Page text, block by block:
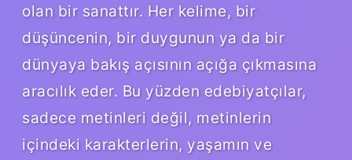
olan bir sanattır. Her kelime, bir
düşüncenin, bir duygunun ya da bir
dünyaya bakış açısının açığa çıkmasına
aracılık eder. Bu yüzden edebiyatçılar,
sadece metinleri değil, metinlerin
içindeki karakterlerin, yaşamın ve